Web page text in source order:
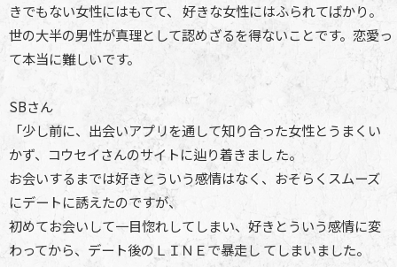
きでもない女性にはもてて、 好きな女性にはふられてばかり。
世の大半の男性が真理として認めざるを得ないことです。恋愛っ
て本当に難しいです。
SBさん
「少し前に、出会いアプリを通して知り合った女性とうまくい
かず、コウセイさんのサイトに辿り着きまし た。
お会いするまでは好きとういう感情はなく、おそらくスムーズ
にデートに誘えたのですが、
初めてお会いして一目惚れしてしまい、好きとういう感情に変
わってから、デート後のＬＩＮＥで暴走し てしまいました。